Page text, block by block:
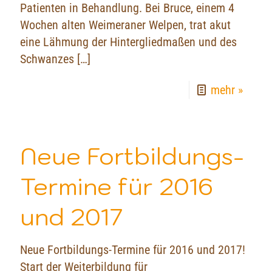
Patienten in Behandlung. Bei Bruce, einem 4
Wochen alten Weimeraner Welpen, trat akut
eine Lähmung der Hintergliedmaßen und des
Schwanzes […]
mehr »
Neue Fortbildungs-
Termine für 2016
und 2017
Neue Fortbildungs-Termine für 2016 und 2017!
Start der Weiterbildung für